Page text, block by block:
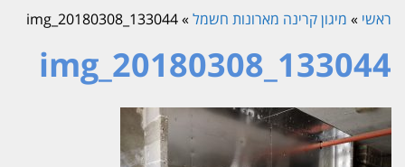
ראשי » מיגון קרינה מארונות חשמל»
img_20180308_133044
img_20180308_133044